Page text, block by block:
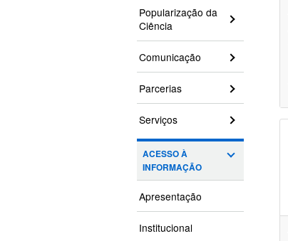
Popularização da
Ciência
Comunicação
Parcerias
Serviços
ACESSO À
INFORMAÇÃO
Apresentação
Institucional